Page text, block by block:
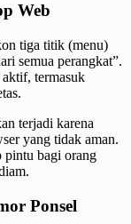
Web
tiga titik (menu)
semua perangkat”.
termasuk
terjadi karena
yang tidak aman.
pintu bagi orang
Ponsel